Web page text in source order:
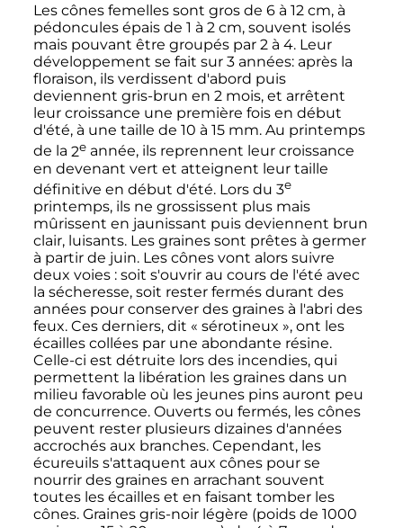
Les cônes femelles sont gros de 6 à 12 cm, à
pédoncules épais de 1 à 2 cm, souvent isolés
mais pouvant être groupés par 2 à 4. Leur
développement se fait sur 3 années: après la
floraison, ils verdissent d'abord puis
deviennent gris-brun en 2 mois, et arrêtent
leur croissance une première fois en début
d'été, à une taille de 10 à 15 mm. Au printemps
de la 2e année, ils reprennent leur croissance
en devenant vert et atteignent leur taille
définitive en début d'été. Lors du 3e
printemps, ils ne grossissent plus mais
mûrissent en jaunissant puis deviennent brun
clair, luisants. Les graines sont prêtes à germer
à partir de juin. Les cônes vont alors suivre
deux voies : soit s'ouvrir au cours de l'été avec
la sécheresse, soit rester fermés durant des
années pour conserver des graines à l'abri des
feux. Ces derniers, dit « sérotineux », ont les
écailles collées par une abondante résine.
Celle-ci est détruite lors des incendies, qui
permettent la libération les graines dans un
milieu favorable où les jeunes pins auront peu
de concurrence. Ouverts ou fermés, les cônes
peuvent rester plusieurs dizaines d'années
accrochés aux branches. Cependant, les
écureuils s'attaquent aux cônes pour se
nourrir des graines en arrachant souvent
toutes les écailles et en faisant tomber les
cônes. Graines gris-noir légère (poids de 1000